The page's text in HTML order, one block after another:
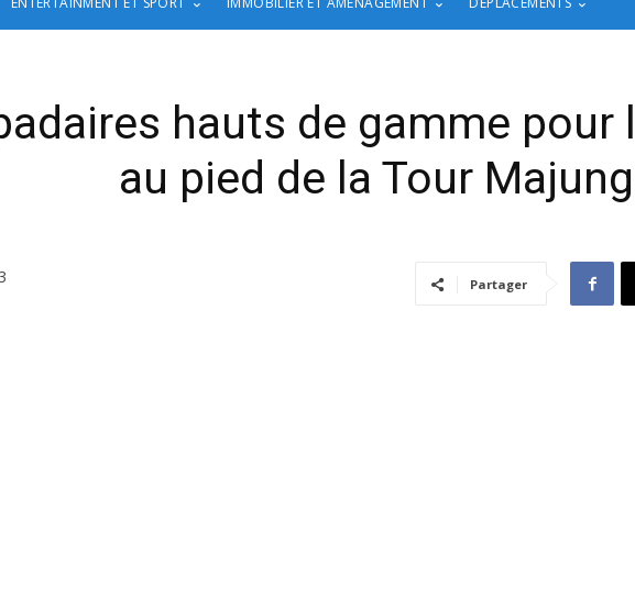
hauts de gamme pour
au pied de la Tour
Partager